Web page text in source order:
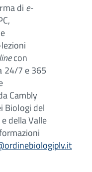
di e-
con
24/7 e 365
Cambly
Biologi del
della Valle